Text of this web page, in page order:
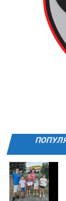
13 АВГУСТ
19:00ч
20:00ч. Куиз
21:30ч.
Ще бъде